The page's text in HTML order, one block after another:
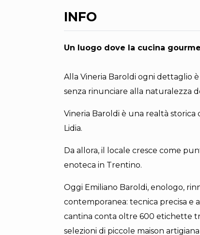
INFO
Un luogo dove la cucina
Alla Vineria Baroldi ogni dettaglio
senza rinunciare alla naturalezza
Vineria Baroldi è una realtà storica
Lidia.
Da allora, il locale cresce come
enoteca in Trentino.
Oggi Emiliano Baroldi, enologo,
contemporanea: tecnica precisa e
cantina conta oltre 600 etichette
selezioni di piccole maison